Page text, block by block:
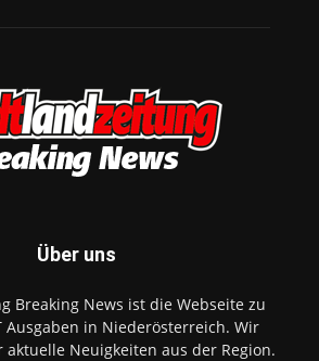
Über uns
Breaking News ist die Webseite zu
Ausgaben in Niederösterreich. Wir
Neuigkeiten aus der Region.